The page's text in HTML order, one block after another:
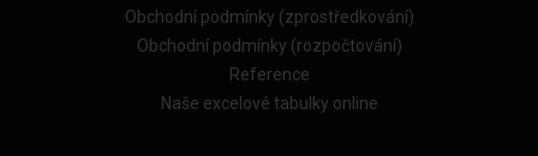
Obchodní podmínky (zprostředkování)
Obchodní podmínky (rozpočtování)
Reference
Naše excelové tabulky online